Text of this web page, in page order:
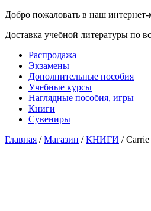
Добро пожаловать в наш интернет-
Доставка учебной литературы по
Распродажа
Экзамены
Дополнительные пособия
Учебные курсы
Наглядные пособия, игры
Книги
Сувениры
Главная /Магазин /КНИГИ /